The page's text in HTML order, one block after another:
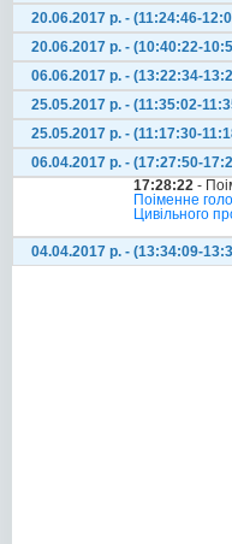
20.06.2017 р. - (11:24:46-
20.06.2017 р. - (10:40:22-
06.06.2017 р. - (13:22:34-
25.05.2017 р. - (11:35:02-
25.05.2017 р. - (11:17:30-
06.04.2017 р. - (17:27:50-
17:28:22 -
Поіменне
Цивільного
04.04.2017 р. - (13:34:09-